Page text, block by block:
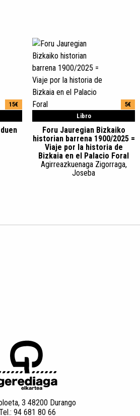
15€
Libro
5€
Foru Jauregian Bizkaiko
historian barrena 1900/2025 =
Viaje por la historia de
Bizkaia en el Palacio Foral
Agirreazkuenaga Zigorraga,
Joseba
3 48200 Durango
94 681 80 66